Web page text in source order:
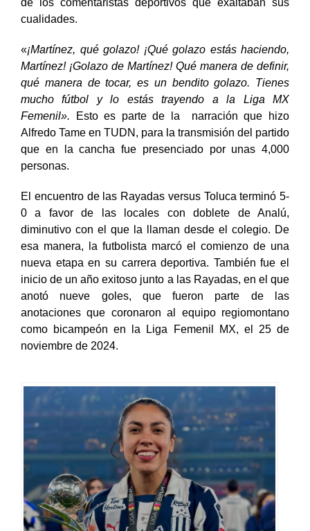
sino también por medio de la vibrante y enérgica voz
de los comentaristas deportivos que exaltaban sus
cualidades.
«¡Martínez, qué golazo! ¡Qué golazo estás haciendo,
Martínez! ¡Golazo de Martínez! Qué manera de definir,
qué manera de tocar, es un bendito golazo. Tienes
mucho fútbol y lo estás trayendo a la Liga MX
Femenil».Esto es parte de lanarración que hizo
Alfredo Tame en TUDN, para la transmisión del partido
que en la cancha fue presenciado por unas 4,000
personas.
El encuentro de las Rayadas versus Toluca terminó 5-
0 a favor de las locales con doblete de Analú,
diminutivo con el que la llaman desde el colegio. De
esa manera, la futbolista marcó el comienzo de una
nueva etapa en su carrera deportiva. También fue el
inicio de un año exitoso junto a las Rayadas, en el que
anotó nueve goles, que fueron parte de las
anotaciones que coronaron al equipo regiomontano
como bicampeón en la Liga Femenil MX, el 25 de